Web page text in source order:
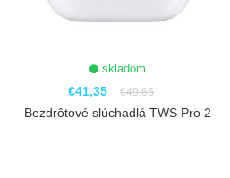
skladom
€41,35 €49,65
Bezdrôtové slúchadlá TWS Pro 2